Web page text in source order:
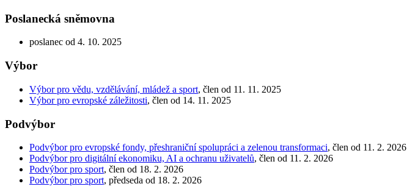
Poslanecká sněmovna
poslanec od 4. 10. 2025
Výbor
Výbor pro vědu, vzdělávání, mládež a sport, člen od 11. 11. 2025
Výbor pro evropské záležitosti, člen od 14. 11. 2025
Podvýbor
Podvýbor pro evropské fondy, přeshraniční spolupráci a zelenou transformaci, člen od 11. 2. 2026
Podvýbor pro digitální ekonomiku, AI a ochranu uživatelů, člen od 11. 2. 2026
Podvýbor pro sport, člen od 18. 2. 2026
Podvýbor pro sport, předseda od 18. 2. 2026